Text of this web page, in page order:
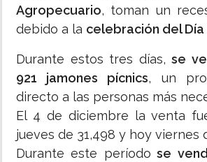
Agropecuario, toman un
debido a la celebración del Día
Durante estos tres días,se
921 jamones pícnics, un
directo a las personas más
El 4 de diciembre la venta
jueves de 31,498 y hoy viernes
Durante este período se